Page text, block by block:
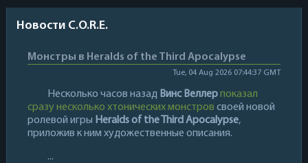
Новости C.O.R.E.
Монстры в Heralds of the Third Apocalypse
Tue, 04 Aug 2026 07:44:37 GMT
Несколько часов назад Винс Веллер показал
сразу несколько хтонических монстров своей новой
ролевой игры Heralds of the Third Apocalypse,
приложив к ним художественные описания.
...